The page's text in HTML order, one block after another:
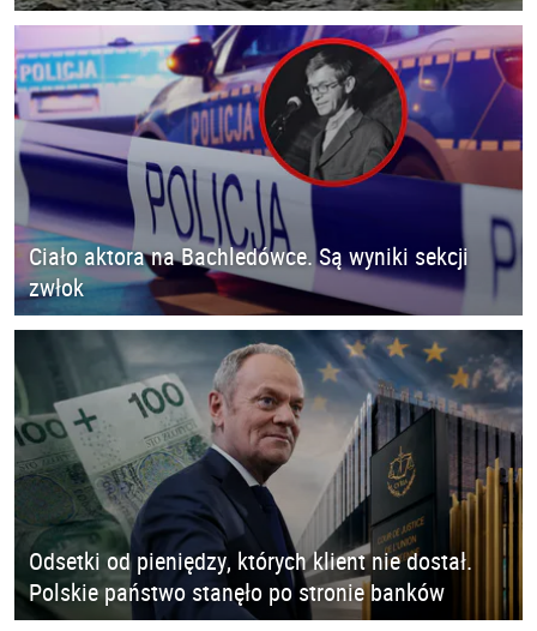
Ciało aktora na Bachledówce. Są wyniki sekcji
zwłok
Odsetki od pieniędzy, których klient nie dostał.
Polskie państwo stanęło po stronie banków